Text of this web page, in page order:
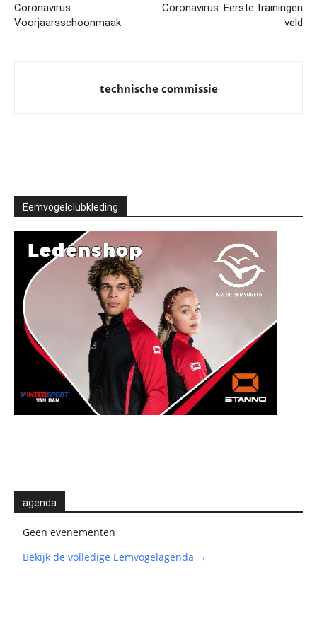
Coronavirus:
Voorjaarsschoonmaak
Coronavirus: Eerste trainingen
veld
technische commissie
Eemvogelclubkleding
agenda
Geen evenementen
Bekijk de volledige Eemvogelagenda →